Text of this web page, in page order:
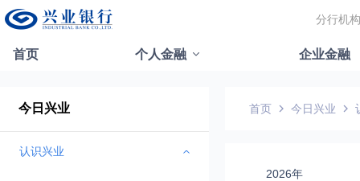
分行机构
首页 个人金融 企业金融
今日兴业
认识兴业
首页 今日兴业
2026年